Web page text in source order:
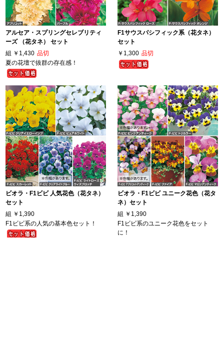
アルセア・スプリングセレブリティ
ーズ （花タネ） セット
組 ￥1,430 品切
夏の花壇で抜群の存在感！
F1サウスパシフィック系（花タネ）
セット
￥1,300 品切
ビオラ・F1ビビ 人気花色（花タネ）
セット
組 ￥1,390
F1ビビ系の人気の基本色セット！
ビオラ・F1ビビ ユニーク花色（花タ
ネ）セット
組 ￥1,390
F1ビビ系のユニーク花色をセット
に！